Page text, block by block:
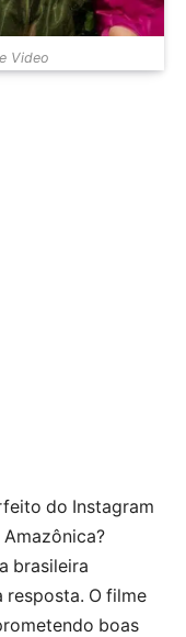
Video
do Instagram
brasileira
resposta. O filme
boas